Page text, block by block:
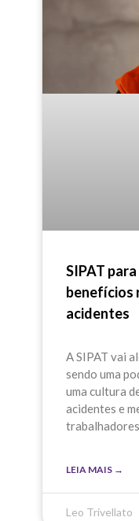
SIPAT
benefícios
acidentes
A SIPAT vai
sendo uma
uma cultura
acidentes e
LEIA MAIS →
Leo Trivellato